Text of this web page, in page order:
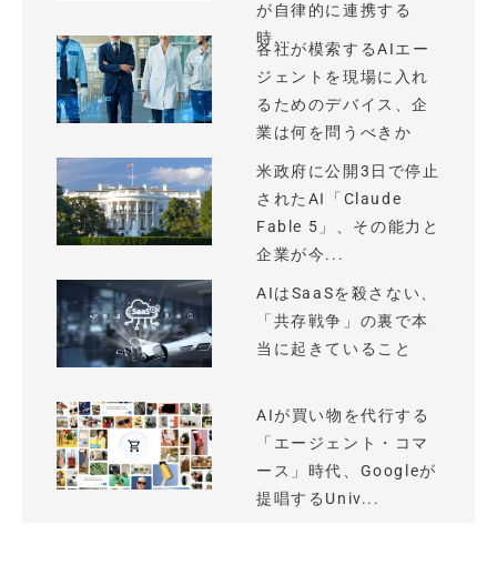
が自律的に連携する
時...
各社が模索するAIエー
ジェントを現場に入れ
るためのデバイス、企
業は何を問うべきか
米政府に公開3日で停止
されたAI「Claude
Fable 5」、その能力と
企業が今...
AIはSaaSを殺さない、
「共存戦争」の裏で本
当に起きていること
AIが買い物を代行する
「エージェント・コマ
ース」時代、Googleが
提唱するUniv...